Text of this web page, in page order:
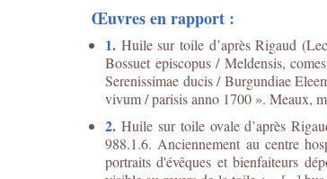
Œuvres en rapport :
1. Huile sur toile d’après Rigaud
Bossuet episcopus / Meldensis,
Serenissimae ducis / Burgundiae
vivum / parisis anno 1700 ». Meaux,
2. Huile sur toile ovale d’après
988.1.6. Anciennement au centre
portraits d'évêques et bienfaiteurs